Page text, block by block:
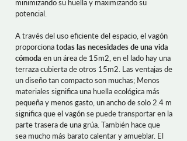
minimizando su huella y maximizando su
potencial.
A través del uso eficiente del espacio, el vagón
proporcionatodas las necesidades de una vida
cómoda en un área de 15m2, en el lado hay una
terraza cubierta de otros 15m2. Las ventajas de
un diseño tan compacto son muchas; Menos
materiales significa una huella ecológica más
pequeña y menos gasto, un ancho de solo 2.4 m
significa que el vagón se puede transportar en la
parte trasera de una grúa. También hace que
sea mucho más barato calentar y amueblar. El